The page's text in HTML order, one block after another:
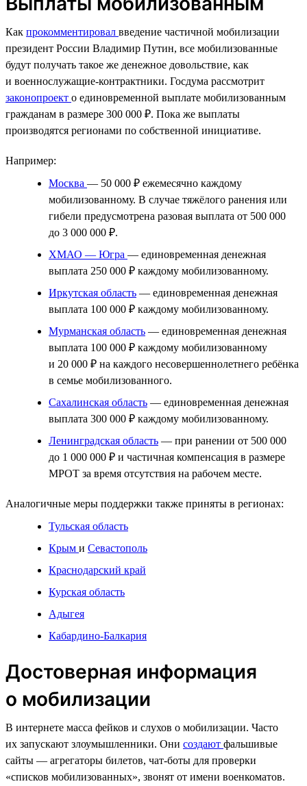
Как прокомментировал введение частичной мобилизации
президент России Владимир Путин, все мобилизованные
будут получать такое же денежное довольствие, как
и военнослужащие-контрактники. Госдума рассмотрит
законопроект о единовременной выплате мобилизованным
гражданам в размере 300 000 ₽. Пока же выплаты
производятся регионами по собственной инициативе.
Например:
Москва — 50 000 ₽ ежемесячно каждому
мобилизованному. В случае тяжёлого ранения или
гибели предусмотрена разовая выплата от 500 000
до 3 000 000 ₽.
ХМАО — Югра — единовременная денежная
выплата 250 000 ₽ каждому мобилизованному.
Иркутская область — единовременная денежная
выплата 100 000 ₽ каждому мобилизованному.
Мурманская область — единовременная денежная
выплата 100 000 ₽ каждому мобилизованному
и 20 000 ₽ на каждого несовершеннолетнего ребёнка
в семье мобилизованного.
Сахалинская область — единовременная денежная
выплата 300 000 ₽ каждому мобилизованному.
Ленинградская область — при ранении от 500 000
до 1 000 000 ₽ и частичная компенсация в размере
МРОТ за время отсутствия на рабочем месте.
Аналогичные меры поддержки также приняты в регионах:
Тульская область
Крым и Севастополь
Краснодарский край
Курская область
Адыгея
Кабардино-Балкария
Достоверная информация
о мобилизации
В интернете масса фейков и слухов о мобилизации. Часто
их запускают злоумышленники. Они создают фальшивые
сайты — агрегаторы билетов, чат-боты для проверки
«списков мобилизованных», звонят от имени военкоматов.